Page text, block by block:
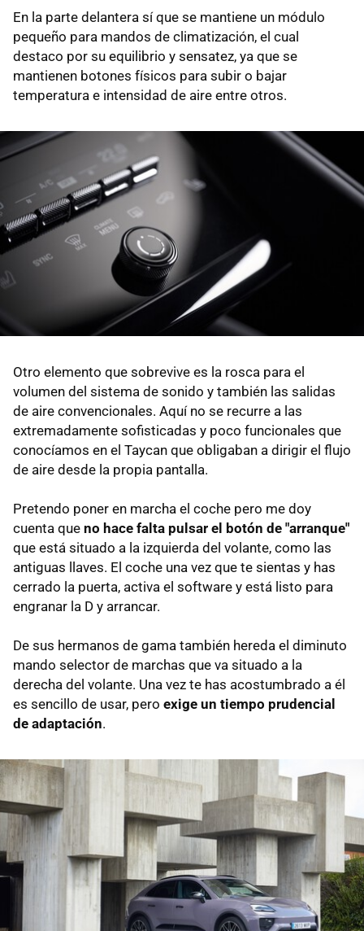
En la parte delantera sí que se mantiene un módulo
pequeño para mandos de climatización, el cual
destaco por su equilibrio y sensatez, ya que se
mantienen botones físicos para subir o bajar
temperatura e intensidad de aire entre otros.
Otro elemento que sobrevive es la rosca para el
volumen del sistema de sonido y también las salidas
de aire convencionales. Aquí no se recurre a las
extremadamente sofisticadas y poco funcionales que
conocíamos en el Taycan que obligaban a dirigir el flujo
de aire desde la propia pantalla.
Pretendo poner en marcha el coche pero me doy
cuenta que no hace falta pulsar el botón de "arranque"
que está situado a la izquierda del volante, como las
antiguas llaves. El coche una vez que te sientas y has
cerrado la puerta, activa el software y está listo para
engranar la D y arrancar.
De sus hermanos de gama también hereda el diminuto
mando selector de marchas que va situado a la
derecha del volante. Una vez te has acostumbrado a él
es sencillo de usar, pero exige un tiempo prudencial
de adaptación.